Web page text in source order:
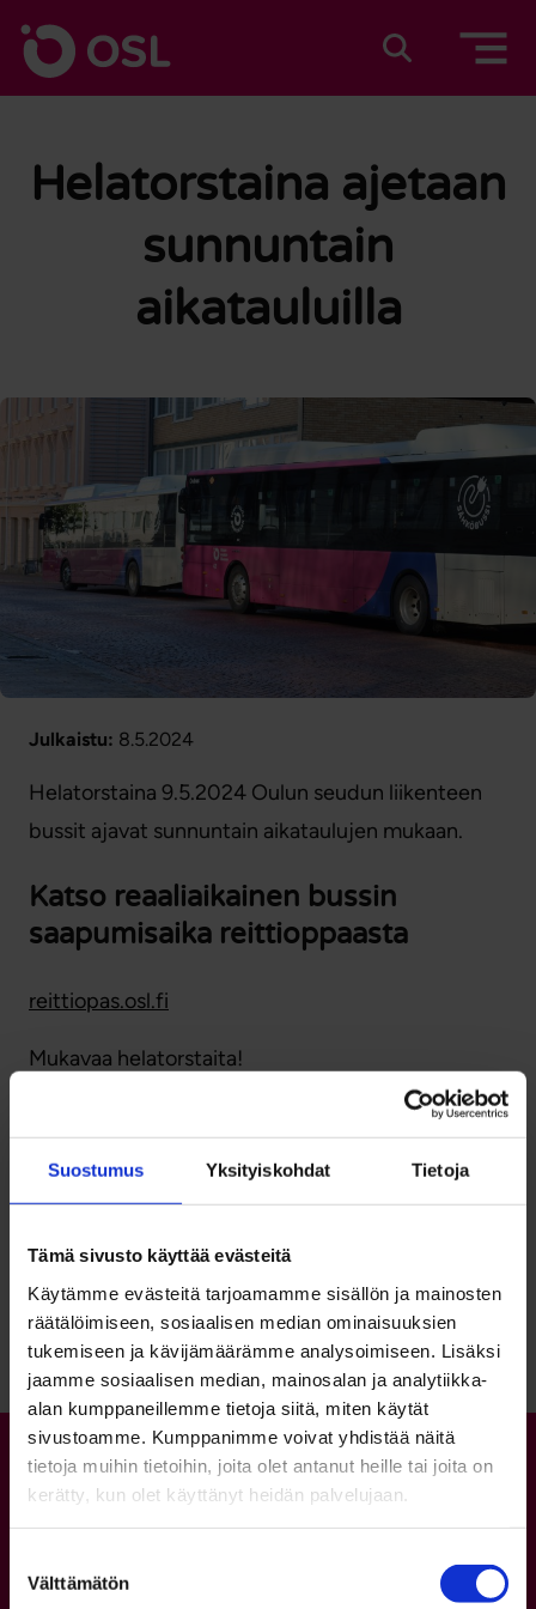
Suostumus Yksityiskohdat Tietoja
Tämä sivusto käyttää evästeitä
Käytämme evästeitä tarjoamamme sisällön ja mainosten
räätälöimiseen, sosiaalisen median ominaisuuksien
tukemiseen ja kävijämäärämme analysoimiseen. Lisäksi
jaamme sosiaalisen median, mainosalan ja analytiikka-
alan kumppaneillemme tietoja siitä, miten käytät
sivustoamme. Kumppanimme voivat yhdistää näitä
tietoja muihin tietoihin, joita olet antanut heille tai joita on
kerätty, kun olet käyttänyt heidän palvelujaan.
valinta
Välttämätön
Etusivulle
Helatorstaina ajetaan
sunnuntain
aikatauluilla
Julkaistu: 8.5.2024
Helatorstaina 9.5.2024 Oulun seudun liikenteen
bussit ajavat sunnuntain aikataulujen mukaan.
Katso reaaliaikainen bussin
saapumisaika reittioppaasta
reittiopas.osl.fi
Mukavaa helatorstaita!
Palaa sivun alkuun